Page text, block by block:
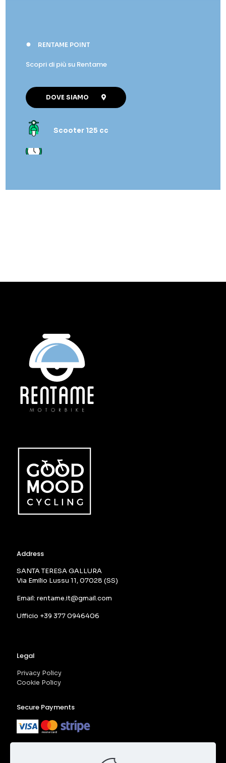
● RENTAME POINT
Scopri di più su Rentame
DOVE SIAMO
Scooter 125 cc
Address
SANTA TERESA GALLURA
Via Emilio Lussu 11, 07028 (SS)
Email: rentame.it@gmail.com
Ufficio +39 377 0946406
Legal
Privacy Policy
Cookie Policy
Secure Payments